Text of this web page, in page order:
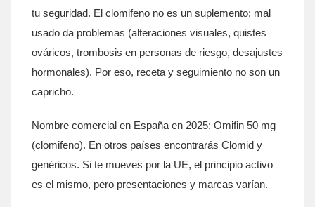
tu seguridad. El clomifeno no es un suplemento; mal
usado da problemas (alteraciones visuales, quistes
ováricos, trombosis en personas de riesgo, desajustes
hormonales). Por eso, receta y seguimiento no son un
capricho.
Nombre comercial en España en 2025: Omifin 50 mg
(clomifeno). En otros países encontrarás Clomid y
genéricos. Si te mueves por la UE, el principio activo
es el mismo, pero presentaciones y marcas varían.